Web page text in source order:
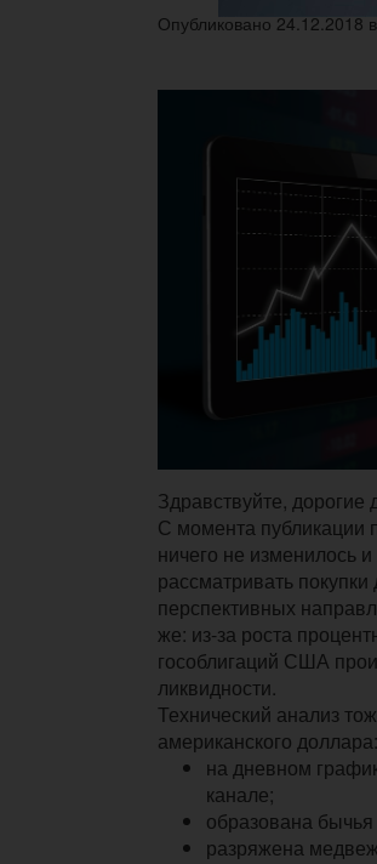
Опубликовано 24.12.2018
Здравствуйте, дорогие
С момента публикации
ничего не изменилось
рассматривать
перспективных
же: из-за роста
гособлигаций США
ликвидности.
Технический анализ
американского доллара:
на дневном
канале;
образована
разряжена